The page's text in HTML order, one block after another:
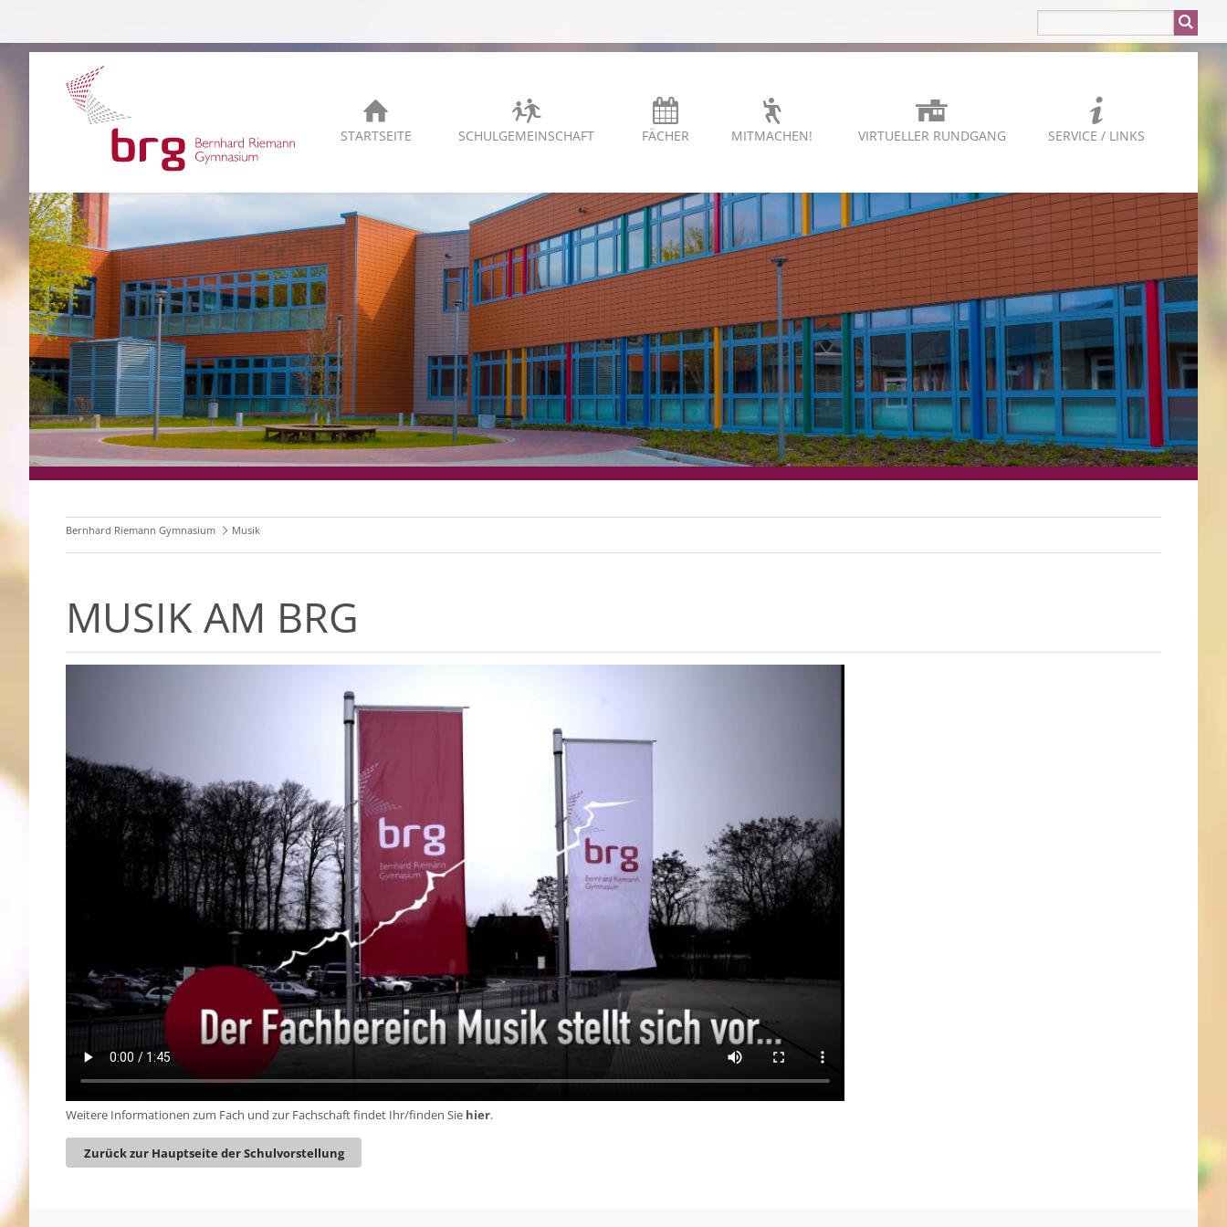
STARTSEITE SCHULGEMEINSCHAFT FÄCHER MITMACHEN! VIRTUELLER RUNDGANG SERVICE / LINKS
Bernhard Riemann Gymnasium Musik
MUSIK AM BRG
Weitere Informationen zum Fach und zur Fachschaft findet Ihr/finden Sie hier.
Zurück zur Hauptseite der Schulvorstellung